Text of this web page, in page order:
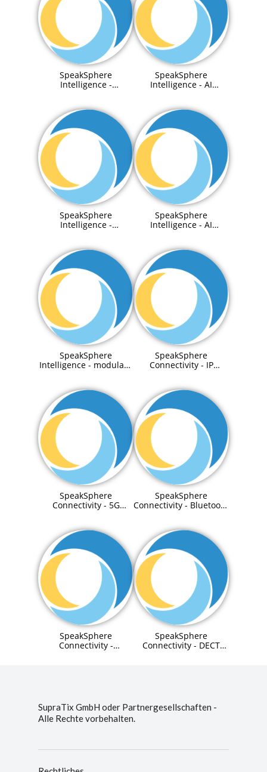
SpeakSphere
Intelligence -
SpeakSphere
Intelligence - AI
SpeakSphere
Intelligence -
SpeakSphere
Intelligence - AI
SpeakSphere
Intelligence - modulare
SpeakSphere
Connectivity - IP
SpeakSphere
Connectivity - 5G
SpeakSphere
Connectivity - Bluetooth
SpeakSphere
Connectivity -
SpeakSphere
Connectivity - DECT
SupraTix GmbH oder Partnergesellschaften -
Alle Rechte vorbehalten.